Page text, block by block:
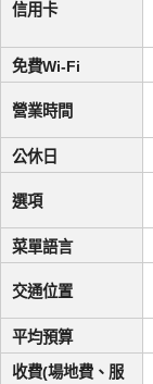
信用卡
免費Wi-Fi
營業時間
公休日
選項
菜單語言
交通位置
平均預算
收費(場地費、服